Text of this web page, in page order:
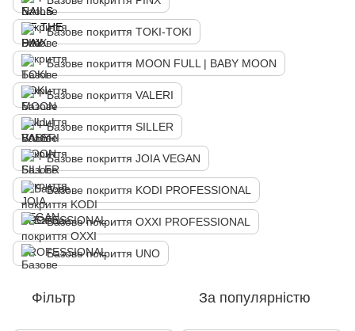
Базове покриття TOKI-TOKI
Базове покриття MOON FULL | BABY MOON
Базове покриття VALERI
Базове покриття SILLER
Базове покриття JOIA VEGAN
Базове покриття KODI PROFESSIONAL
Базове покриття OXXI PROFESSIONAL
Базове покриття UNO
Фільтр За популярністю